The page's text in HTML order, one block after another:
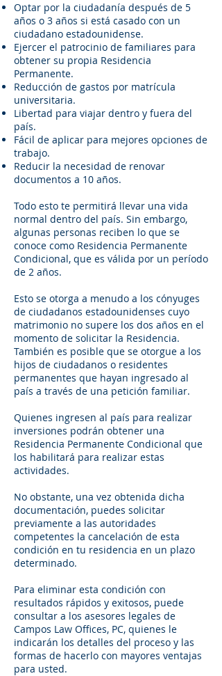
Optar por la ciudadanía después de 5
años o 3 años si está casado con un
ciudadano estadounidense.
Ejercer el patrocinio de familiares para
obtener su propia Residencia
Permanente.
Reducción de gastos por matrícula
universitaria.
Libertad para viajar dentro y fuera del
país.
Fácil de aplicar para mejores opciones de
trabajo.
Reducir la necesidad de renovar
documentos a 10 años.
Todo esto te permitirá llevar una vida
normal dentro del país. Sin embargo,
algunas personas reciben lo que se
conoce como Residencia Permanente
Condicional, que es válida por un período
de 2 años.
Esto se otorga a menudo a los cónyuges
de ciudadanos estadounidenses cuyo
matrimonio no supere los dos años en el
momento de solicitar la Residencia.
También es posible que se otorgue a los
hijos de ciudadanos o residentes
permanentes que hayan ingresado al
país a través de una petición familiar.
Quienes ingresen al país para realizar
inversiones podrán obtener una
Residencia Permanente Condicional que
los habilitará para realizar estas
actividades.
No obstante, una vez obtenida dicha
documentación, puedes solicitar
previamente a las autoridades
competentes la cancelación de esta
condición en tu residencia en un plazo
determinado.
Para eliminar esta condición con
resultados rápidos y exitosos, puede
consultar a los asesores legales de
Campos Law Offices, PC, quienes le
indicarán los detalles del proceso y las
formas de hacerlo con mayores ventajas
para usted.